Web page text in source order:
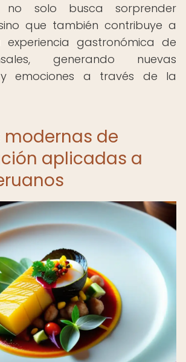
no solo busca sorprender
que también contribuye a
experiencia gastronómica de
generando nuevas
y emociones a través de la
modernas de
aplicadas a